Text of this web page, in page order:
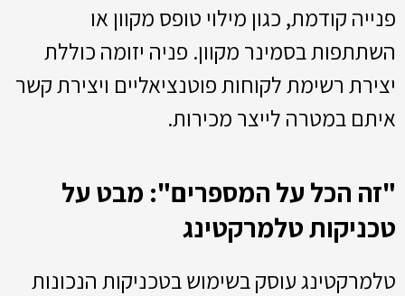
פנייה קודמת, כגון מילוי טופס מקוון או
השתתפות בסמינר מקוון. פניה יזומה כוללת
יצירת רשימת לקוחות פוטנציאליים ויצירת קשר
איתם במטרה לייצר מכירות.
"זה הכל על המספרים": מבט על
טכניקות טלמרקטינג
טלמרקטינג עוסק בשימוש בטכניקות הנכונות